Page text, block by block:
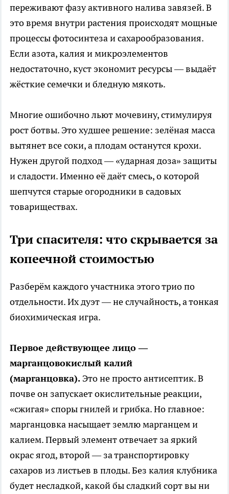
переживают фазу активного налива завязей. В
это время внутри растения происходят мощные
процессы фотосинтеза и сахарообразования.
Если азота, калия и микроэлементов
недостаточно, куст экономит ресурсы — выдаёт
жёсткие семечки и бледную мякоть.
Многие ошибочно льют мочевину, стимулируя
рост ботвы. Это худшее решение: зелёная масса
вытянет все соки, а плодам останутся крохи.
Нужен другой подход — «ударная доза» защиты
и сладости. Именно её даёт смесь, о которой
шепчутся старые огородники в садовых
товариществах.
Три спасителя: что скрывается за
копеечной стоимостью
Разберём каждого участника этого трио по
отдельности. Их дуэт — не случайность, а тонкая
биохимическая игра.
Первое действующее лицо —
марганцовокислый калий
(марганцовка). Это не просто антисептик. В
почве он запускает окислительные реакции,
«сжигая» споры гнилей и грибка. Но главное:
марганцовка насыщает землю марганцем и
калием. Первый элемент отвечает за яркий
окрас ягод, второй — за транспортировку
сахаров из листьев в плоды. Без калия клубника
будет несладкой, какой бы сладкий сорт вы ни